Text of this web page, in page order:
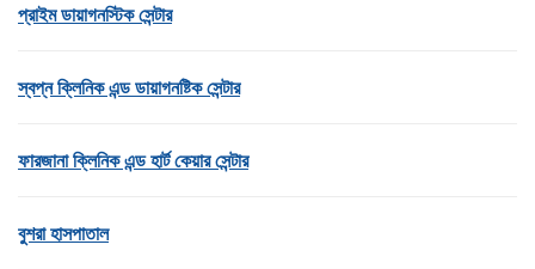
প্রাইম ডায়াগনস্টিক সেন্টার
স্বপ্ন ক্লিনিক এন্ড ডায়াগনষ্টিক সেন্টার
ফারজানা ক্লিনিক এন্ড হার্ট কেয়ার সেন্টার
বুশরা হাসপাতাল